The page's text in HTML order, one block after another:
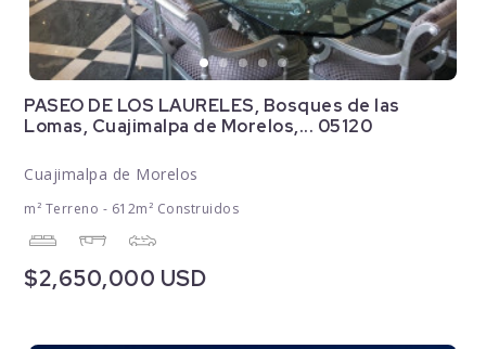
PASEO DE LOS LAURELES, Bosques de las
Lomas, Cuajimalpa de Morelos,... 05120
Cuajimalpa de Morelos
m² Terreno - 612m² Construidos
$2,650,000 USD